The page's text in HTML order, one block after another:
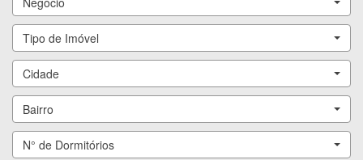
Tipo de Imóvel
Cidade
Bairro
N° de Dormitórios